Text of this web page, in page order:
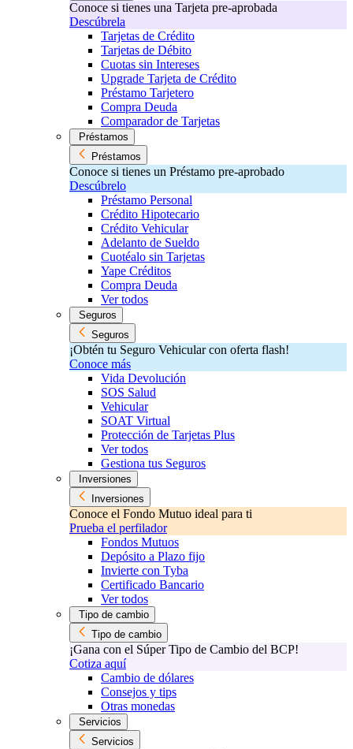
Conoce si tienes una Tarjeta pre-aprobada
Descúbrela
Tarjetas de Crédito
Tarjetas de Débito
Cuotas sin Intereses
Upgrade Tarjeta de Crédito
Préstamo Tarjetero
Compra Deuda
Comparador de Tarjetas
Préstamos
Préstamos
Conoce si tienes un Préstamo pre-aprobado
Descúbrelo
Préstamo Personal
Crédito Hipotecario
Crédito Vehicular
Adelanto de Sueldo
Cuotéalo sin Tarjetas
Yape Créditos
Compra Deuda
Ver todos
Seguros
Seguros
¡Obtén tu Seguro Vehicular con oferta flash!
Conoce más
Vida Devolución
SOS Salud
Vehicular
SOAT Virtual
Protección de Tarjetas Plus
Ver todos
Gestiona tus Seguros
Inversiones
Inversiones
Conoce el Fondo Mutuo ideal para ti
Prueba el perfilador
Fondos Mutuos
Depósito a Plazo fijo
Invierte con Tyba
Certificado Bancario
Ver todos
Tipo de cambio
Tipo de cambio
¡Gana con el Súper Tipo de Cambio del BCP!
Cotiza aquí
Cambio de dólares
Consejos y tips
Otras monedas
Servicios
Servicios